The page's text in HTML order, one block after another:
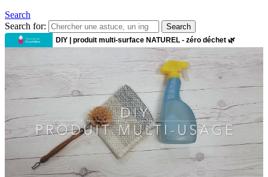
Search
Search for:
Search